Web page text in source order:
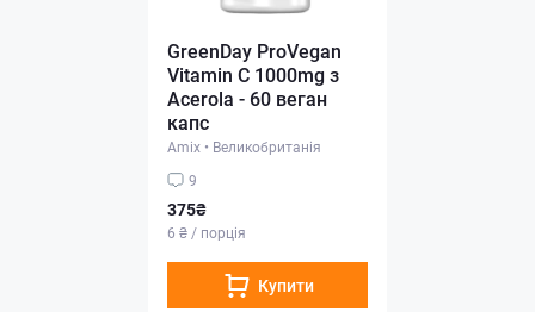
GreenDay ProVegan
Vitamin C 1000mg з
Acerola - 60 веган
капс
Amix • Великобританія
9
375₴
6 ₴ / порція
Купити